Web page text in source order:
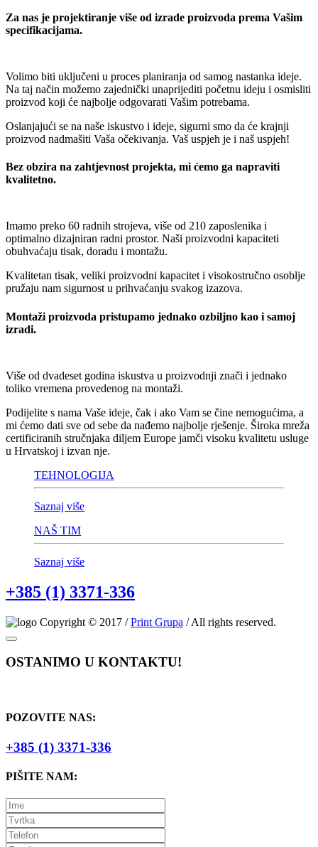
Za nas je projektiranje više od izrade proizvoda prema Vašim
specifikacijama.
Volimo biti uključeni u proces planiranja od samog nastanka ideje.
Na taj način možemo zajednički unaprijediti početnu ideju i osmisliti
proizvod koji će najbolje odgovarati Vašim potrebama.
Oslanjajući se na naše iskustvo i ideje, sigurni smo da će krajnji
proizvod nadmašiti Vaša očekivanja. Vaš uspjeh je i naš uspjeh!
Bez obzira na zahtjevnost projekta, mi ćemo ga napraviti
kvalitetno.
Imamo preko 60 radnih strojeva, više od 210 zaposlenika i
optimalno dizajniran radni prostor. Naši proizvodni kapaciteti
obuhvaćaju tisak, doradu i montažu.
Kvalitetan tisak, veliki proizvodni kapacitet i visokostručno osoblje
pružaju nam sigurnost u prihvaćanju svakog izazova.
Montaži proizvoda pristupamo jednako ozbiljno kao i samoj
izradi.
Više od dvadeset godina iskustva u proizvodnji znači i jednako
toliko vremena provedenog na montaži.
Podijelite s nama Vaše ideje, čak i ako Vam se čine nemogućima, a
mi ćemo dati sve od sebe da nađemo najbolje rješenje. Široka mreža
certificiranih stručnjaka diljem Europe jamči visoku kvalitetu usluge
u Hrvatskoj i izvan nje.
TEHNOLOGIJA
Saznaj više
NAŠ TIM
Saznaj više
+385 (1) 3371-336
Copyright © 2017 /Print Grupa / All rights reserved.
OSTANIMO U KONTAKTU!
POZOVITE NAS:
+385 (1) 3371-336
PIŠITE NAM: